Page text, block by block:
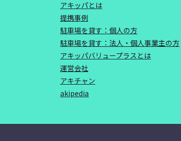
アキッパとは
提携事例
駐車場を貸す：個人の方
駐車場を貸す：法人・個人事業主の方
アキッパバリュープラスとは
運営会社
アキチャン
akipedia